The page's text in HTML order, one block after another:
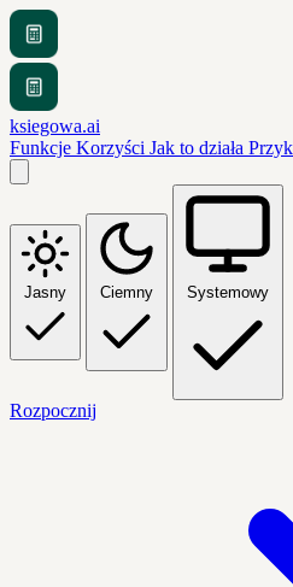
ksiegowa.ai
Funkcje Korzyści Jak to działa
Jasny Ciemny Systemowy
Rozpocznij